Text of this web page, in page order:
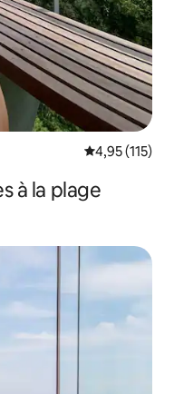
Note
4,95 (115)
à la plage